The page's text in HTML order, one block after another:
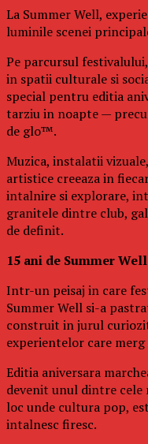
La Summer Well,
luminile scenei
Pe parcursul
in spatii culturale si
special pentru editia
tarziu in noapte —
de glo™.
Muzica, instalatii
artistice creeaza in
intalnire si explorare,
granitele dintre club,
de definit.
15 ani de Summer Well
Intr-un peisaj in care
Summer Well si-a
construit in jurul
experientelor care
Editia aniversara
devenit unul dintre
loc unde cultura pop,
intalnesc firesc.